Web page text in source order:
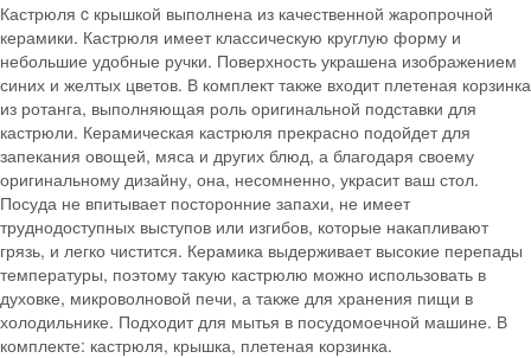
Кастрюля c крышкой выполнена из качественной жаропрочной
керамики. Кастрюля имеет классическую круглую форму и
небольшие удобные ручки. Поверхность украшена изображением
синих и желтых цветов. В комплект также входит плетеная корзинка
из ротанга, выполняющая роль оригинальной подставки для
кастрюли. Керамическая кастрюля прекрасно подойдет для
запекания овощей, мяса и других блюд, а благодаря своему
оригинальному дизайну, она, несомненно, украсит ваш стол.
Посуда не впитывает посторонние запахи, не имеет
труднодоступных выступов или изгибов, которые накапливают
грязь, и легко чистится. Керамика выдерживает высокие перепады
температуры, поэтому такую кастрюлю можно использовать в
духовке, микроволновой печи, а также для хранения пищи в
холодильнике. Подходит для мытья в посудомоечной машине. В
комплекте: кастрюля, крышка, плетеная корзинка.